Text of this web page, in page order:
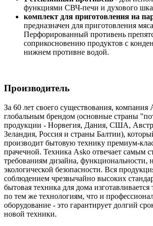
функциями СВЧ-печи и духового
комплект для приготовления на
предназначен для приготовления
Перфорированный противень
соприкосновению продуктов с
нижнем противне водой.
Производитель
За 60 лет своего существования, компания
глобальным брендом (основные страны
продукции - Норвегия, Дания, США,
Зеландия, Россия и страны Балтии),
производит бытовую технику премиум-
прачечной. Техника Asko отвечает самым
требованиям дизайна, функциональности,
экологической безопасности. Вся
соблюдением чрезвычайно высоких
бытовая техника для дома
по тем же технологиям, что и
оборудование - это гарантирует долгий
новой техники.